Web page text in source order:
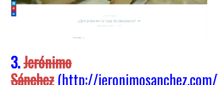
3.Jerónimo
Sánchez(http://jeronimosanchez.com/